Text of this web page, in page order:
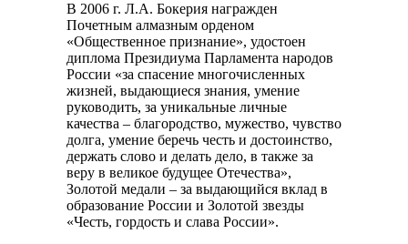
В 2006 г. Л.А. Бокерия награжден
Почетным алмазным орденом
«Общественное признание», удостоен
диплома Президиума Парламента народов
России «за спасение многочисленных
жизней, выдающиеся знания, умение
руководить, за уникальные личные
качества – благородство, мужество, чувство
долга, умение беречь честь и достоинство,
держать слово и делать дело, в также за
веру в великое будущее Отечества»,
Золотой медали – за выдающийся вклад в
образование России и Золотой звезды
«Честь, гордость и слава России».